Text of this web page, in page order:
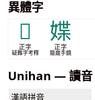
異體字
𡜄
正字
疑難字考釋
媟
正字
龍龕手鏡
Unihan — 讀音
漢語拼音